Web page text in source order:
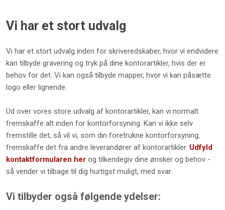
Vi har et stort udvalg
​Vi har et stort udvalg inden for skriveredskaber, hvor vi endvidere
kan tilbyde gravering og tryk på dine kontorartikler, hvis der er
behov for det. Vi kan også tilbyde mapper, hvor vi kan påsætte
logo eller lignende.
Ud over vores store udvalg af kontorartikler, kan vi normalt
fremskaffe alt inden for kontorforsyning. Kan vi ikke selv
fremstille det, så vil vi, som din foretrukne kontorforsyning,
fremskaffe det fra andre leverandører af kontorartikler. Udfyld
kontaktformularen herog tilkendegiv dine ønsker og behov -
så vender vi tilbage til dig hurtigst muligt, med svar.
Vi tilbyder også følgende ydelser: